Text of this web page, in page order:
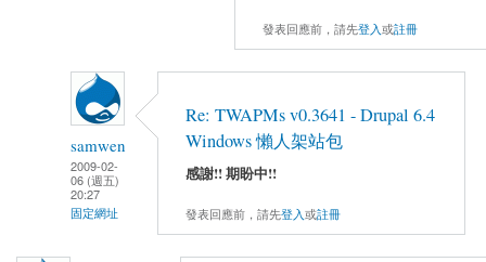
發表回應前，請先登入或註冊
samwen
2009-02-
06 (週五)
20:27
固定網址
Re: TWAPMs v0.3641 - Drupal 6.4
Windows 懶人架站包
感謝!! 期盼中!!
發表回應前，請先登入或註冊